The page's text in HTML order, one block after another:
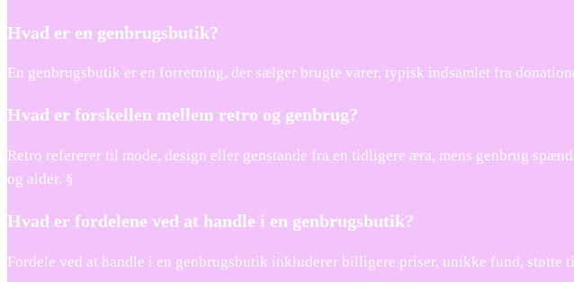
Hvad er en genbrugsbutik?
En genbrugsbutik er en forretning, der sælger brugte varer, typisk indsamlet fra
Hvad er forskellen mellem retro og genbrug?
Retro refererer til mode, design eller genstande fra en tidligere æra, mens genbrug
og alder. §
Hvad er fordelene ved at handle i en genbrugsbutik?
Fordele ved at handle i en genbrugsbutik inkluderer billigere priser, unikke fund,